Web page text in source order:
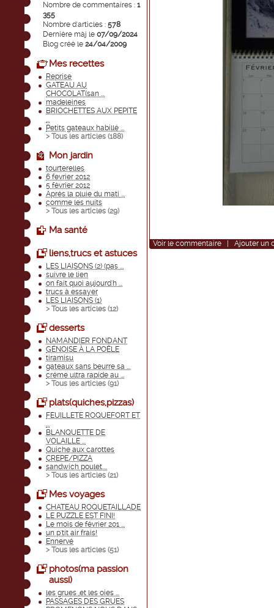
Nombre de commentaires : 1
355
Nombre d'articles : 578
Dernière màj le 07/09/2024
Blog créé le 24/04/2009
Mes recettes
Reprise
GATEAU AU
CHOCOLAT(san ...
madeleines
BRIOCHETTES AUX PEPITE
...
Petits gateaux habillé ...
> Tous les articles (188)
Mon jardin
tourterelles
6 fevrier 2012
5 février 2012
Aprés la pluie du mati ...
comme les nuits
> Tous les articles (29)
Ma santé
liens,trucs et astuces
LES LIAISONS (2) (pas ...
suivre le lien
on fait quoi aujourd'h ...
trucs à essayer
LES LIAISONS (1)
> Tous les articles (12)
desserts
NAMANDIER FONDANT
GÉNOISE À LA POÊLE
tiramisu
gateaux sans beurre sa ...
créme ultra rapide au ...
> Tous les articles (91)
plats(quiches,pizzas)
FEUILLETE ROQUEFORT ET
...
BLANQUETTE DE
VOLAILLE ...
Quiche aux carottes
CREPE/PIZZA
sandwich poulet....
> Tous les articles (21)
Mes voyages
CHATEAU ROQUETAILLADE
LE PUZZLE EST FINI!
Le mois de février 201 ...
un p'tit air frais!
Ennervé
> Tous les articles (51)
photos(ma passion
aussi)
les grues ,et les oies ...
PASSAGES DES GRUES
Voir le commentaire Ajouter un